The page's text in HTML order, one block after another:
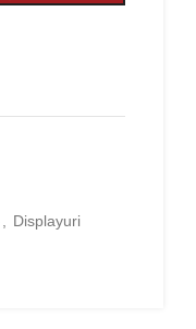
Displayuri